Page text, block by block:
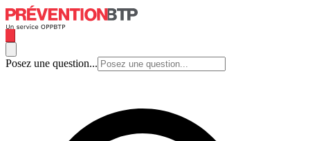
Posez une question...